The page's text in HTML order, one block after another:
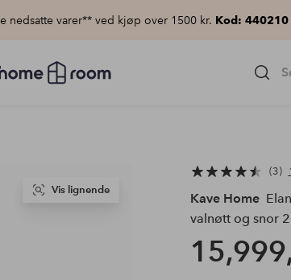
varer** ved kjøp over 1500 kr. Kod: 440210
Vis lignende
3
Kave Home
valnøtt og snor